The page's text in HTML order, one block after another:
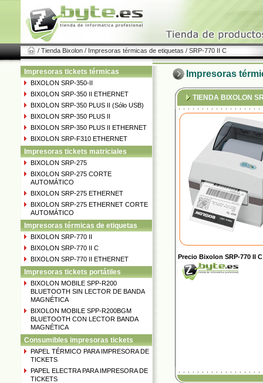
/ Tienda Bixolon / Impresoras térmicas de etiquetas / SRP-770 II C
Impresoras tickets térmicas
BIXOLON SRP-350-II
BIXOLON SRP-350 II ETHERNET
BIXOLON SRP-350 PLUS II (Sólo USB)
BIXOLON SRP-350 PLUS II
BIXOLON SRP-350 PLUS II ETHERNET
BIXOLON SRP-F310 ETHERNET
Impresoras tickets matriciales
BIXOLON SRP-275
BIXOLON SRP-275 CORTE
AUTOMÁTICO
BIXOLON SRP-275 ETHERNET
BIXOLON SRP-275 ETHERNET CORTE
AUTOMÁTICO
Impresoras térmicas de etiquetas
BIXOLON SRP-770 II
BIXOLON SRP-770 II C
BIXOLON SRP-770 II ETHERNET
Impresoras tickets portátiles
BIXOLON MOBILE SPP-R200
BLUETOOTH SIN LECTOR DE BANDA
MAGNÉTICA
BIXOLON MOBILE SPP-R200BGM
BLUETOOTH CON LECTOR BANDA
MAGNÉTICA
Consumibles impresoras tickets
PAPEL TÉRMICO PARA IMPRESORA DE
TICKETS
PAPEL ELECTRA PARA IMPRESORA DE
TICKETS
Impresoras
TIENDA BIXOLON
Precio Bixolon SRP-770 II